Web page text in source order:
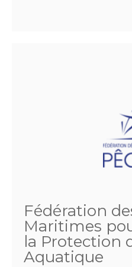
Fédération
Maritimes
la Protection
Aquatique